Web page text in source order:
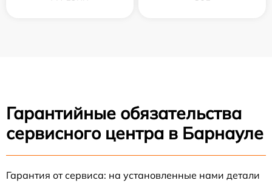
Гарантийные обязательства
сервисного центра в Барнауле
Гарантия от сервиса: на установленные нами детали